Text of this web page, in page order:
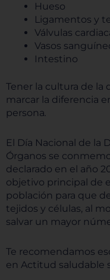
Hueso
Ligamentos y
Válvulas
Vasos
Intestino
Tener la cultura de la
marcar la diferencia
persona.
El Día Nacional de la
Órganos se
declarado en el año
objetivo principal de
población para que
tejidos y células, al
salvar un mayor
Te recomendamos
en Actitud saludable